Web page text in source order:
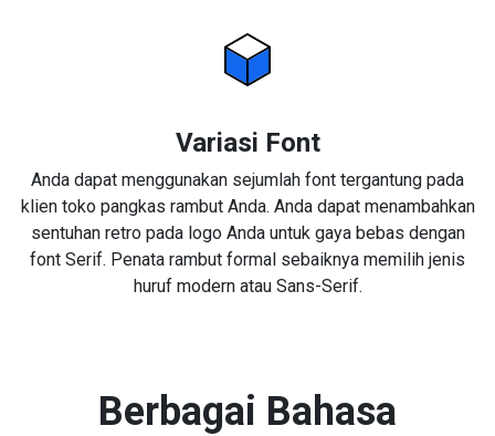
Variasi Font
Anda dapat menggunakan sejumlah font tergantung pada
klien toko pangkas rambut Anda. Anda dapat menambahkan
sentuhan retro pada logo Anda untuk gaya bebas dengan
font Serif. Penata rambut formal sebaiknya memilih jenis
huruf modern atau Sans-Serif.
Berbagai Bahasa